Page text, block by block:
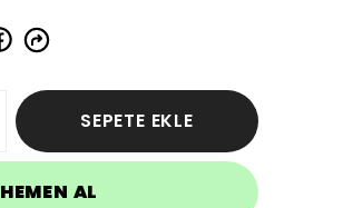
SEPETE EKLE
HEMEN AL